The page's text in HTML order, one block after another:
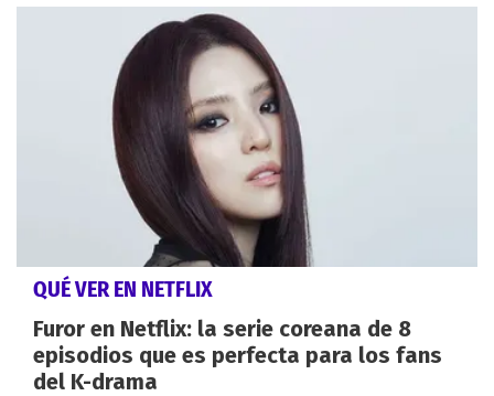
QUÉ VER EN NETFLIX
Furor en Netflix: la serie coreana de 8
episodios que es perfecta para los fans
del K-drama